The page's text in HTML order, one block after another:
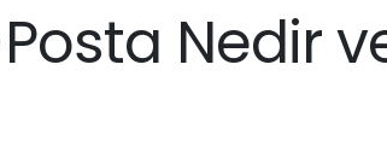
Nedir